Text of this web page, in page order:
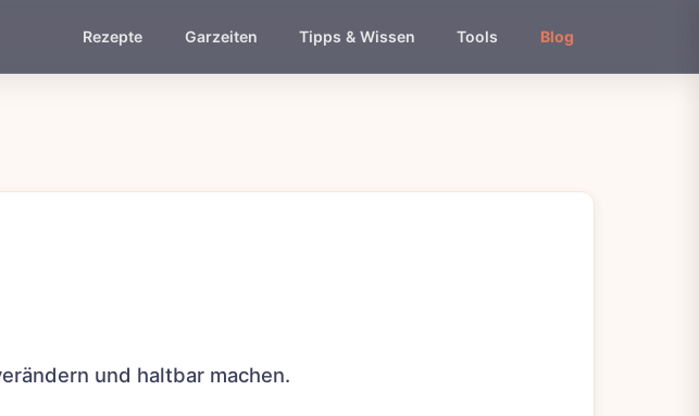
Rezepte Garzeiten Tipps & Wissen Tools Blog
und haltbar machen.